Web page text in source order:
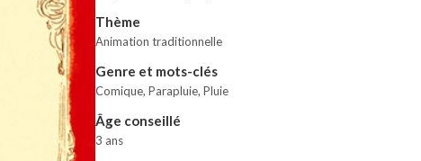
Thème
Animation traditionnelle
Genre et mots-clés
Comique, Parapluie, Pluie
Âge conseillé
3 ans